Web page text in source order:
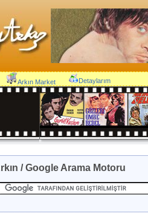
Arkın Market Detaylarım
/ Google Arama Motoru